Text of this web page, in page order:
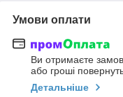
Умови оплати
Ви отримаєте
або гроші
Детальніше